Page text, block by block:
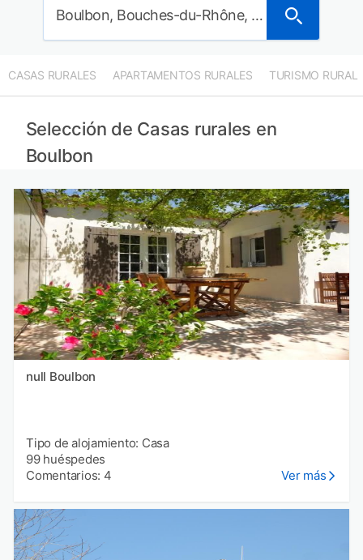
Boulbon, Bouches-du-Rhône, Francia
CASAS RURALES APARTAMENTOS RURALES TURISMO RURAL
Selección de Casas rurales en
Boulbon
null Boulbon
Tipo de alojamiento: Casa
99 huéspedes
Comentarios: 4
Ver más